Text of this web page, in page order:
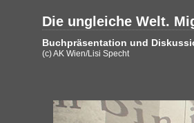
Die ungleiche Welt.
Buchpräsentation und
(c) AK Wien/Lisi Specht